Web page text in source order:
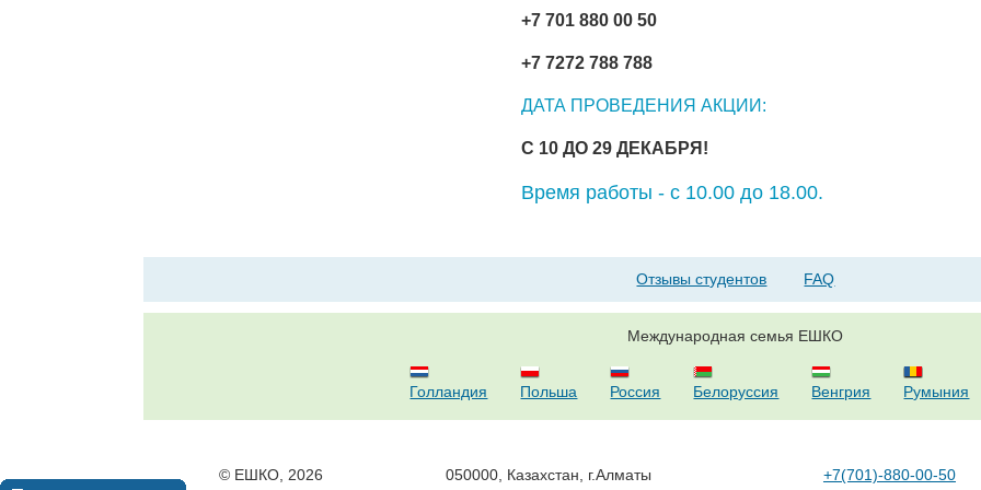
+7 701 880 00 50
+7 7272 788 788
ДАТА ПРОВЕДЕНИЯ АКЦИИ:
С 10 ДО 29 ДЕКАБРЯ!
Время работы - с 10.00 до 18.00.
Отзывы студентов FAQ
Международная семья ЕШКО
Голландия Польша Россия Белоруссия Венгрия Румыния
© ЕШКО, 2026
050000, Казахстан, г.Алматы
+7(701)-880-00-50